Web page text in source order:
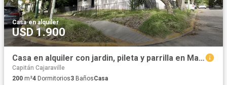
Casa·en alquiler
USD 1.900
Casa en alquiler con jardin, pileta y parrilla en Martinez
Capitán Cajaraville
200 m²4 Dormitorios3 BañosCasa